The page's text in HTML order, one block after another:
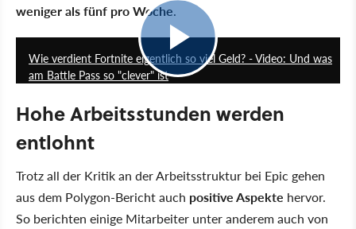
weniger als fünf pro Woche.
Wie verdient Fortnite eigentlich so viel Geld? - Video: Und was
am Battle Pass so "clever" ist
Hohe Arbeitsstunden werden
entlohnt
Trotz all der Kritik an der Arbeitsstruktur bei Epic gehen
aus dem Polygon-Bericht auch positive Aspekte hervor.
So berichten einige Mitarbeiter unter anderem auch von